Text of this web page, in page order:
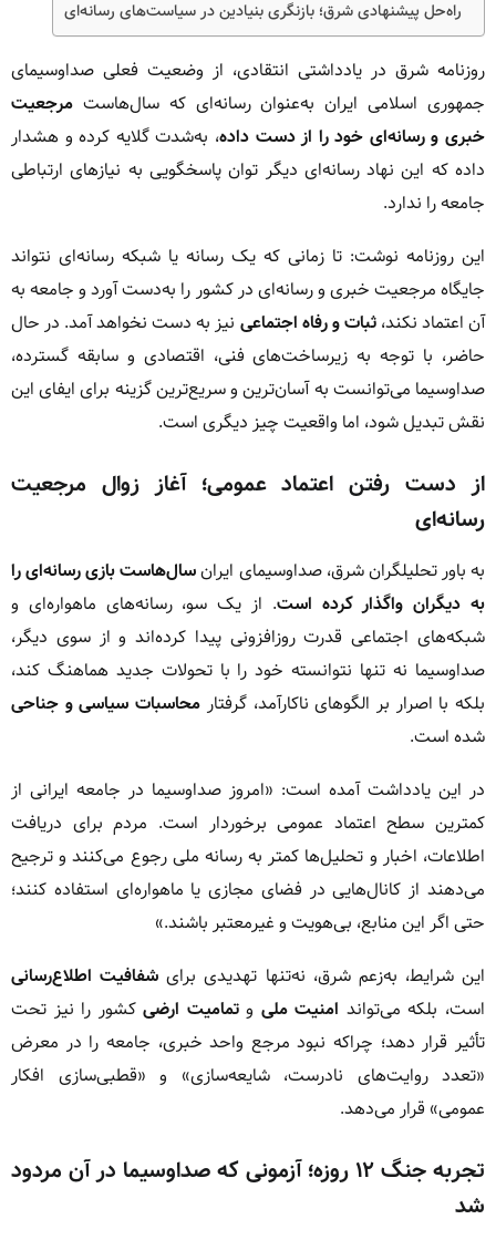
راه‌حل پیشنهادی شرق؛ بازنگری بنیادین در سیاست‌های رسانه‌ای
روزنامه شرق در یادداشتی انتقادی، از وضعیت فعلی صداوسیمای
جمهوری اسلامی ایران به‌عنوان رسانه‌ای که سال‌هاست مرجعیت
خبری و رسانه‌ای خود را از دست داده، به‌شدت گلایه کرده و هشدار
داده که این نهاد رسانه‌ای دیگر توان پاسخگویی به نیازهای ارتباطی
جامعه را ندارد.
این روزنامه نوشت: تا زمانی که یک رسانه یا شبکه رسانه‌ای نتواند
جایگاه مرجعیت خبری و رسانه‌ای در کشور را به‌دست آورد و جامعه به
آن اعتماد نکند،ثبات و رفاه اجتماعی نیز به دست نخواهد آمد. در حال
حاضر، با توجه به زیرساخت‌های فنی، اقتصادی و سابقه گسترده،
صداوسیما می‌توانست به آسان‌ترین و سریع‌ترین گزینه برای ایفای این
نقش تبدیل شود، اما واقعیت چیز دیگری است.
از دست رفتن اعتماد عمومی؛ آغاز زوال مرجعیت
رسانه‌ای
به باور تحلیلگران شرق، صداوسیمای ایرانسال‌هاست بازی رسانه‌ای را
به دیگران واگذار کرده است. از یک سو، رسانه‌های ماهواره‌ای و
شبکه‌های اجتماعی قدرت روزافزونی پیدا کرده‌اند و از سوی دیگر،
صداوسیما نه تنها نتوانسته خود را با تحولات جدید هماهنگ کند،
بلکه با اصرار بر الگوهای ناکارآمد، گرفتار محاسبات سیاسی و جناحی
شده است.
در این یادداشت آمده است: «امروز صداوسیما در جامعه ایرانی از
کمترین سطح اعتماد عمومی برخوردار است. مردم برای دریافت
اطلاعات، اخبار و تحلیل‌ها کمتر به رسانه ملی رجوع می‌کنند و ترجیح
می‌دهند از کانال‌هایی در فضای مجازی یا ماهواره‌ای استفاده کنند؛
حتی اگر این منابع، بی‌هویت و غیرمعتبر باشند.»
این شرایط، به‌زعم شرق، نه‌تنها تهدیدی برای شفافیت اطلاع‌رسانی
است، بلکه می‌تواند امنیت ملی وتمامیت ارضیکشور را نیز تحت
تأثیر قرار دهد؛ چراکه نبود مرجع واحد خبری، جامعه را در معرض
«تعدد روایت‌های نادرست، شایعه‌سازی» و «قطبی‌سازی افکار
عمومی» قرار می‌دهد.
تجربه جنگ ۱۲ روزه؛ آزمونی که صداوسیما در آن مردود
شد